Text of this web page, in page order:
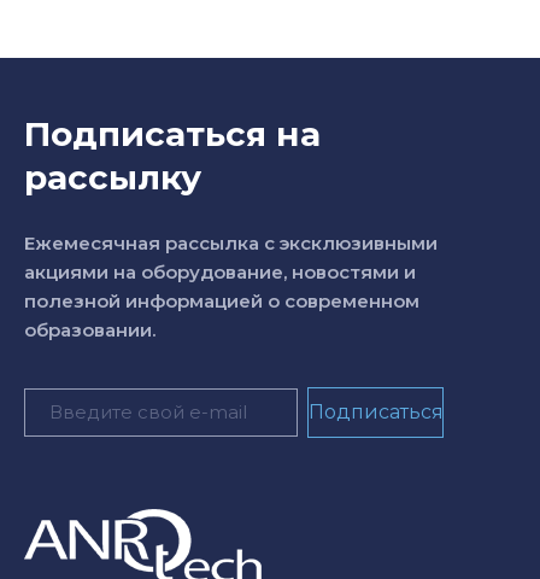
Подписаться на
рассылку
Ежемесячная рассылка с эксклюзивными
акциями на оборудование, новостями и
полезной информацией о современном
образовании.